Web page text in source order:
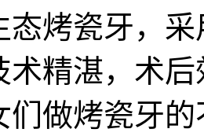
态烤瓷牙，
术精湛，术
们做烤瓷牙